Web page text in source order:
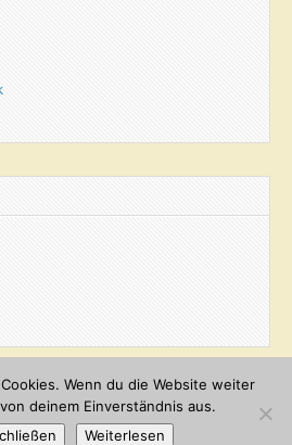
BLOG. All Rights Reserved.
Wenn du die Website weiter
deinem Einverständnis aus.
Weiterlesen